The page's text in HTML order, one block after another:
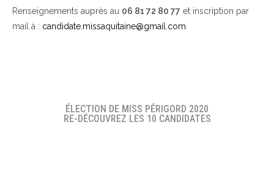
Renseignements auprès au 06 81 72 80 77 et inscription par
mail à : candidate.missaquitaine@gmail.com
ÉLECTION DE MISS PÉRIGORD 2020
RE-DÉCOUVREZ LES 10 CANDIDATES